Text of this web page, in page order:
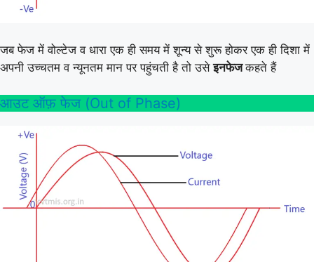
जब फेज में वोल्टेज व धारा एक ही समय में शून्य से शुरू होकर एक ही दिशा में
अपनी उच्चतम व न्यूनतम मान पर पहुंचती है तो उसेइनफेजकहते हैं
आउट ऑफ़ फेज (Out of Phase)